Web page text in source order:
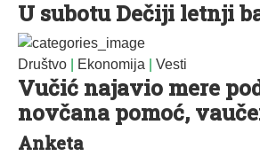
U subotu Dečiji letnji
Društvo Ekonomija Vesti
Vučić najavio mere
novčana pomoć,
Anketa